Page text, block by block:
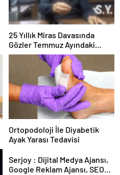
25 Yıllık Miras Davasında
Gözler Temmuz Ayındaki
Karar Duruşmasına Çevrildi
Ortopodoloji İle Diyabetik
Ayak Yarası Tedavisi
Serjoy : Dijital Medya Ajansı,
Google Reklam Ajansı, SEO